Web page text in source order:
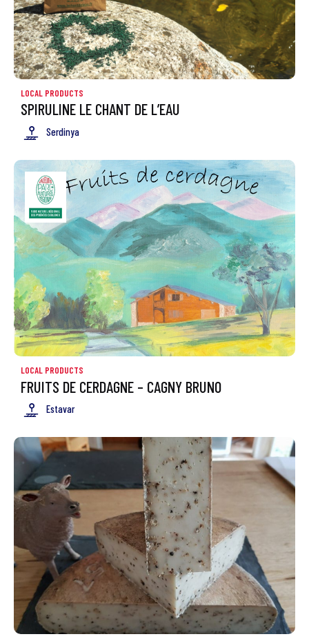
LOCAL PRODUCTS
SPIRULINE LE CHANT DE L’EAU
Serdinya
LOCAL PRODUCTS
FRUITS DE CERDAGNE – CAGNY BRUNO
Estavar